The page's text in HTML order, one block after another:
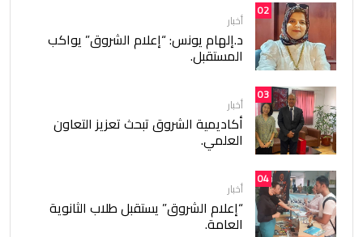
02
أخبار
د.إلهام يونس: “إعلام الشروق” يواكب
المستقبل.
03
أخبار
أكاديمية الشروق تبحث تعزيز التعاون
العلمي.
04
أخبار
“إعلام الشروق” يستقبل طلاب الثانوية
العامة.